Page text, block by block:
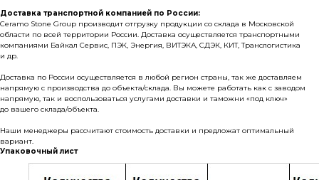
Доставка транспортной компанией по России:
Ceramo Stone Group производит отгрузку продукции со склада в Московской
области по всей территории России. Доставка осуществляется транспортными
компаниями Байкал Сервис, ПЭК, Энергия, ВИТЭКА, СДЭК, КИТ, Транслогистика
и др.
Доставка по России осуществляется в любой регион страны, так же доставляем
напрямую с производства до объекта/склада. Вы можете работать как с заводом
напрямую, так и воспользоваться услугами доставки и таможни «под ключ»
до вашего склада/объекта.
Наши менеджеры рассчитают стоимость доставки и предложат оптимальный
вариант.
Упаковочный лист
Заполните форму, наш менеджер свяжется
Нажимая кнопку Отправить, вы соглашаетесь